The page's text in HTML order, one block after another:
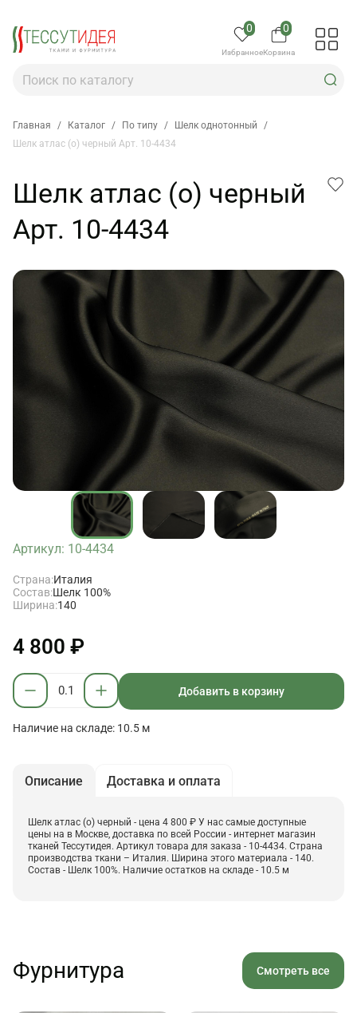
0
Избранное
0
Корзина
Главная / Каталог / По типу / Шелк однотонный
/
Шелк атлас (о) черный Арт. 10-4434
Шелк атлас (о) черный
Арт. 10-4434
Артикул: 10-4434
Страна:Италия
Состав:Шелк 100%
Ширина:140
4 800 ₽
Добавить в корзину
Наличие на складе: 10.5 м
Описание Доставка и оплата
Шелк атлас (о) черный - цена 4 800 ₽ У нас самые доступные
цены на в Москве, доставка по всей России - интернет магазин
тканей Тессутидея. Артикул товара для заказа - 10-4434. Страна
производства ткани – Италия. Ширина этого материала - 140.
Состав - Шелк 100%. Наличие остатков на складе - 10.5 м
Фурнитура Смотреть все